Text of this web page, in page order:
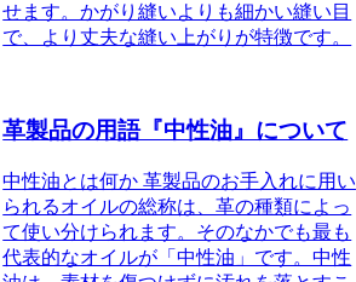
せます。かがり縫いよりも細かい縫い目
で、より丈夫な縫い上がりが特徴です。
革製品の用語『中性油』について
中性油とは何か 革製品のお手入れに用い
られるオイルの総称は、革の種類によっ
て使い分けられます。そのなかでも最も
代表的なオイルが「中性油」です。中性